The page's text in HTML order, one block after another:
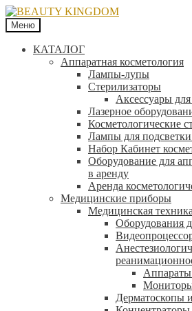
Меню
КАТАЛОГ
Аппаратная косметология
Лампы-лупы
Стерилизаторы
Аксессуары
Лазерное
Косметологические
Лампы для
Набор Кабинет
Оборудование для
в аренду
Аренда
Медицинские приборы
Медицинская техника
Оборудования
Дерматоскопы